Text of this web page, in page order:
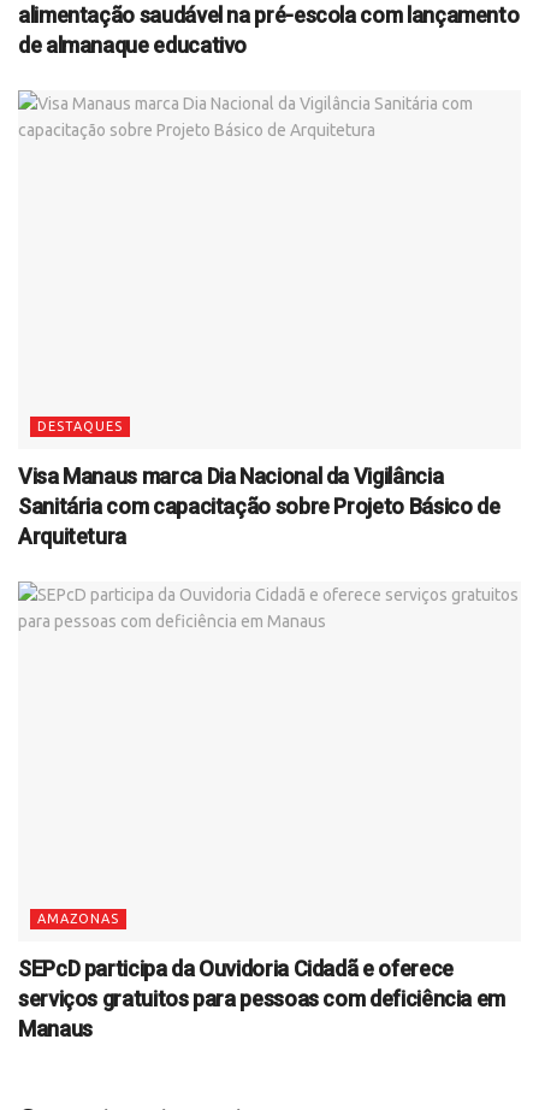
alimentação saudável na pré-escola com lançamento
de almanaque educativo
DESTAQUES
Visa Manaus marca Dia Nacional da Vigilância
Sanitária com capacitação sobre Projeto Básico de
Arquitetura
AMAZONAS
SEPcD participa da Ouvidoria Cidadã e oferece
serviços gratuitos para pessoas com deficiência em
Manaus